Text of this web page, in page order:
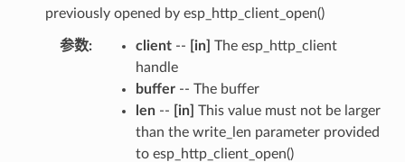
previously opened by esp_http_client_open()
参数 client-- [in] The esp_http_client
handle
buffer-- The buffer
len-- [in] This value must not be larger
than the write_len parameter provided
to esp_http_client_open()